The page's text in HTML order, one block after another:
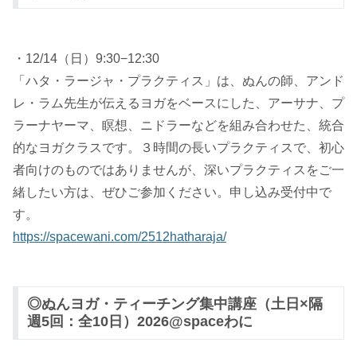
・12/14（日）9:30−12:30
「ハタ・ラージャ・プラクティス」は、ぬんの師、アンド
レ・ラム先生が伝えるヨガをベースにした、アーサナ、プ
ラーナヤーマ、瞑想、ニドラーなどを組み合わせた、統合
的なヨガクラスです。３時間の長いプラクティスで、初心
者向けのものではありませんが、深いプラクティスをご一
緒したい方は、ぜひご参加ください。申し込み受付中で
す。
https://spacewani.com/2512hatharaja/
◎ぬんヨガ・ティーチング集中講座（土日×隔
週5回：全10日）2026@spaceわに